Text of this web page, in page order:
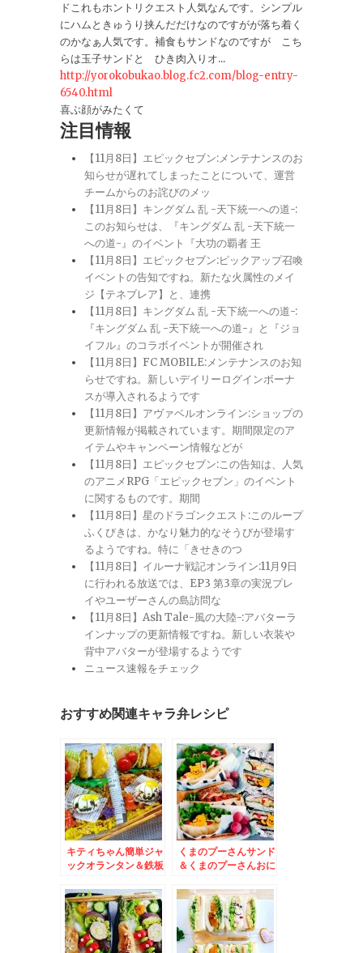
ドこれもホントリクエスト人気なんです。シンプル
にハムときゅうり挟んだだけなのですがが落ち着く
のかなぁ人気です。補食もサンドなのですが こち
らは玉子サンドと ひき肉入りオ...
http://yorokobukao.blog.fc2.com/blog-entry-
6540.html
喜ぶ顔がみたくて
注目情報
【11月8日】エピックセブン:メンテナンスのお
知らせが遅れてしまったことについて、運営
チームからのお詫びのメッ
【11月8日】キングダム 乱 -天下統一への道-:
このお知らせは、『キングダム 乱 -天下統一
への道-』のイベント『大功の覇者 王
【11月8日】エピックセブン:ピックアップ召喚
イベントの告知ですね。新たな火属性のメイ
ジ【テネブレア】と、連携
【11月8日】キングダム 乱 -天下統一への道-:
『キングダム 乱 -天下統一への道-』と『ジョ
イフル』のコラボイベントが開催され
【11月8日】FC MOBILE:メンテナンスのお知
らせですね。新しいデイリーログインボーナ
スが導入されるようです
【11月8日】アヴァベルオンライン:ショップの
更新情報が掲載されています。期間限定のア
イテムやキャンペーン情報などが
【11月8日】エピックセブン:この告知は、人気
のアニメRPG「エピックセブン」のイベント
に関するものです。期間
【11月8日】星のドラゴンクエスト:このループ
ふくびきは、かなり魅力的なそうびが登場す
るようですね。特に「きせきのつ
【11月8日】イルーナ戦記オンライン:11月9日
に行われる放送では、EP3 第3章の実況プレ
イやユーザーさんの島訪問な
【11月8日】Ash Tale-風の大陸-:アバターラ
インナップの更新情報ですね。新しい衣装や
背中アバターが登場するようです
ニュース速報をチェック
おすすめ関連キャラ弁レシピ
キティちゃん簡単ジャ
ックオランタン＆鉄板
しだし巻き卵♪
くまのプーさんサンド
＆くまのプーさんおに